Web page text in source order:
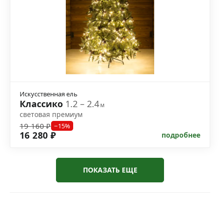
Искусственная ель
Классико 1.2 – 2.4м
световая премиум
19 160 ₽ −15%
16 280 ₽ подробнее
ПОКАЗАТЬ ЕЩЕ